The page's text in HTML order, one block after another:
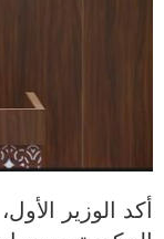
أكد الوزير